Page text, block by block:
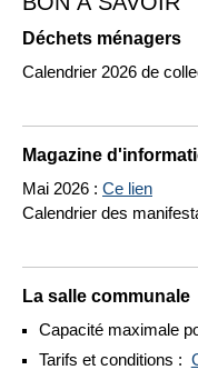
Déchets ménagers
Calendrier 2026 de
Magazine
Mai 2026 : Ce lien
Calendrier des
La salle communale
Capacité maximale
Tarifs et conditions :